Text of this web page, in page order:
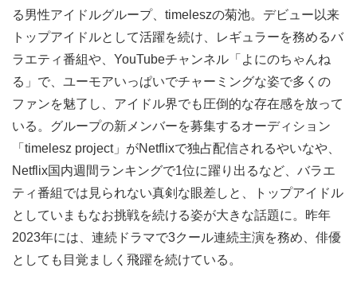
る男性アイドルグループ、timeleszの菊池。デビュー以来
トップアイドルとして活躍を続け、レギュラーを務めるバ
ラエティ番組や、YouTubeチャンネル「よにのちゃんね
る」で、ユーモアいっぱいでチャーミングな姿で多くの
ファンを魅了し、アイドル界でも圧倒的な存在感を放って
いる。グループの新メンバーを募集するオーディション
「timelesz project」がNetflixで独占配信されるやいなや、
Netflix国内週間ランキングで1位に躍り出るなど、バラエ
ティ番組では見られない真剣な眼差しと、トップアイドル
としていまもなお挑戦を続ける姿が大きな話題に。昨年
2023年には、連続ドラマで3クール連続主演を務め、俳優
としても目覚ましく飛躍を続けている。